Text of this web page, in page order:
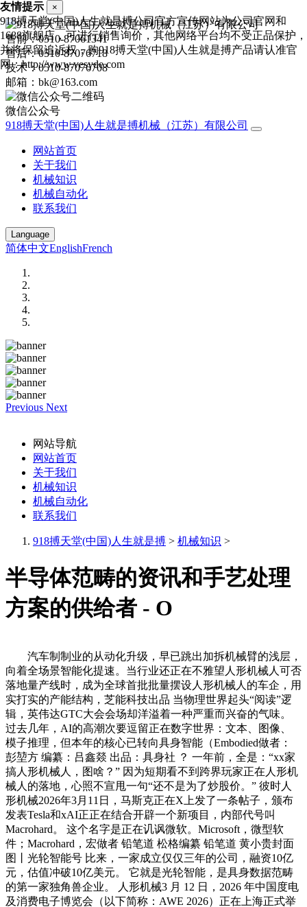
售前：0510-87061341
售后：0510-87076718
技术：0510-87076708
邮箱：bk@163.com
微信公众号
918搏天堂(中国)人生就是搏机械（江苏）有限公司
网站首页
关于我们
机械知识
机械自动化
联系我们
Language
简体中文EnglishFrench
Previous Next
网站导航
网站首页
关于我们
机械知识
机械自动化
联系我们
918搏天堂(中国)人生就是搏 > 机械知识 >
半导体范畴的资讯和手艺处理
方案的供给者 - O
汽车制制业的从动化升级，早已跳出加拆机械臂的浅层，
向着全场景智能化提速。当行业还正在不雅望人形机械人可否
落地量产线时，成为全球首批批量摆设人形机械人的车企，用
实打实的产能结构，芝能科技出品 当物理世界起头“阅读”逻
辑，英伟达GTC大会会场却洋溢着一种严重而兴奋的气味。
过去几年，AI的高潮次要逗留正在数字世界：文本、图像、
模子推理，但本年的核心已转向具身智能（Embodied做者：
彭堃方 编纂：吕鑫燚 出品：具身社 ？ 一年前，全是：“xx家
搞人形机械人，图啥？” 因为短期看不到跨界玩家正在人形机
械人的落地，心照不宣甩一句“还不是为了炒股价。” 彼时人
形机械2026年3月11日，马斯克正在X上发了一条帖子，颁布
发表Tesla和xAI正正在结合开辟一个新项目，内部代号叫
Macrohard。 这个名字是正在讥讽微软。Microsoft，微型软
件；Macrohard，宏做者 铅笔道 松格编纂 铅笔道 黄小贵封面
图丨光轮智能号 比来，一家成立仅仅三年的公司，融资10亿
元，估值冲破10亿美元。 它就是光轮智能，是具身数据范畴
的第一家独角兽企业。 人形机械3 月 12 日，2026 年中国度电
及消费电子博览会（以下简称：AWE 2026）正在上海正式举
友情提示 ×
918搏天堂(中国)人生就是搏公司官方宣传网站为公司官网和
1688旗舰店，可进行销售询价，其他网络平台均不受正品保护，
并将保留追诉权，购918搏天堂(中国)人生就是搏产品请认准官
网：http://www.vesyde.com